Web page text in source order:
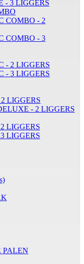
- 3 LIGGERS
COMBO - 2
COMBO - 3
- 2 LIGGERS
- 3 LIGGERS
LIGGERS
- 2 LIGGERS
LIGGERS
LIGGERS
PALEN